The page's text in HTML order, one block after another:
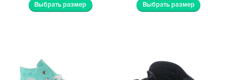
Выбрать размер Выбрать размер